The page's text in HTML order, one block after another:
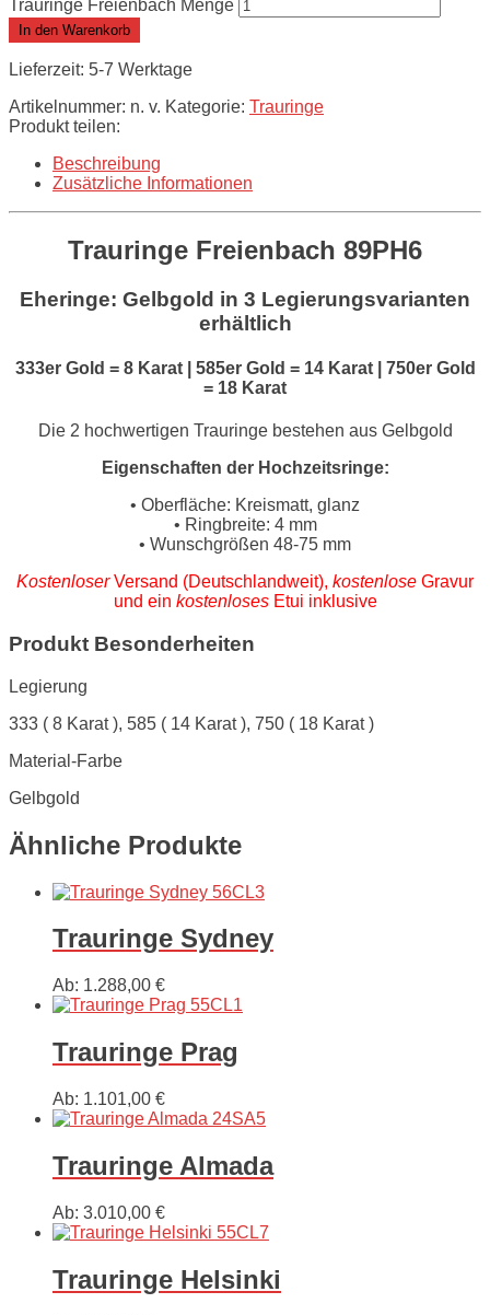
Trauringe Freienbach Menge
In den Warenkorb
Lieferzeit: 5-7 Werktage
Artikelnummer: n. v. Kategorie: Trauringe
Produkt teilen:
Beschreibung
Zusätzliche Informationen
Trauringe Freienbach 89PH6
Eheringe: Gelbgold in 3 Legierungsvarianten
erhältlich
333er Gold = 8 Karat | 585er Gold = 14 Karat | 750er Gold
= 18 Karat
Die 2 hochwertigen Trauringe bestehen aus Gelbgold
Eigenschaften der Hochzeitsringe:
• Oberfläche: Kreismatt, glanz
• Ringbreite: 4 mm
• Wunschgrößen 48-75 mm
KostenloserVersand (Deutschlandweit), kostenlose Gravur
und ein kostenlosesEtui inklusive
Produkt Besonderheiten
Legierung
333 ( 8 Karat ), 585 ( 14 Karat ), 750 ( 18 Karat )
Material-Farbe
Gelbgold
Ähnliche Produkte
Trauringe Sydney
Ab: 1.288,00 €
Trauringe Prag
Ab: 1.101,00 €
Trauringe Almada
Ab: 3.010,00 €
Trauringe Helsinki